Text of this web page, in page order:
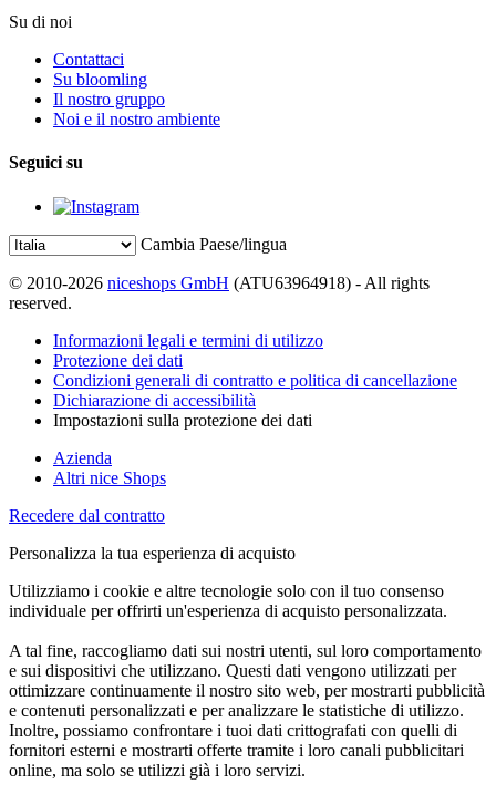
Su di noi
Contattaci
Su bloomling
Il nostro gruppo
Noi e il nostro ambiente
Seguici su
Cambia Paese/lingua
© 2010-2026 niceshops GmbH (ATU63964918) - All rights
reserved.
Informazioni legali e termini di utilizzo
Protezione dei dati
Condizioni generali di contratto e politica di cancellazione
Dichiarazione di accessibilità
Impostazioni sulla protezione dei dati
Azienda
Altri nice Shops
Recedere dal contratto
Personalizza la tua esperienza di acquisto
Utilizziamo i cookie e altre tecnologie solo con il tuo consenso
individuale per offrirti un'esperienza di acquisto personalizzata.
A tal fine, raccogliamo dati sui nostri utenti, sul loro comportamento
e sui dispositivi che utilizzano. Questi dati vengono utilizzati per
ottimizzare continuamente il nostro sito web, per mostrarti pubblicità
e contenuti personalizzati e per analizzare le statistiche di utilizzo.
Inoltre, possiamo confrontare i tuoi dati crittografati con quelli di
fornitori esterni e mostrarti offerte tramite i loro canali pubblicitari
online, ma solo se utilizzi già i loro servizi.